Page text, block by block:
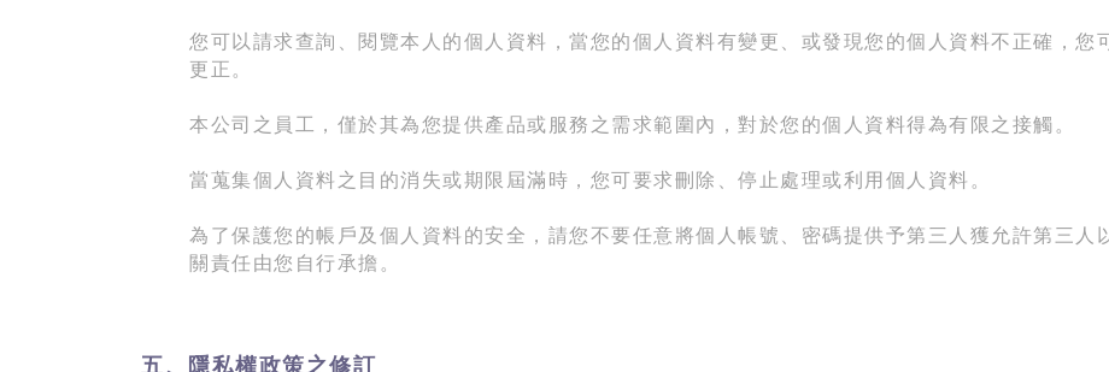
您可以請求查詢、閱覽本人的個人資料，當您的個人資料有變更、或發現您的個人資料不正確，您
更正。
本公司之員工，僅於其為您提供產品或服務之需求範圍內，對於您的個人資料得為有限之接觸。
當蒐集個人資料之目的消失或期限屆滿時，您可要求刪除、停止處理或利用個人資料。
為了保護您的帳戶及個人資料的安全，請您不要任意將個人帳號、密碼提供予第三人獲允許第三人
關責任由您自行承擔。
五、隱私權政策之修訂